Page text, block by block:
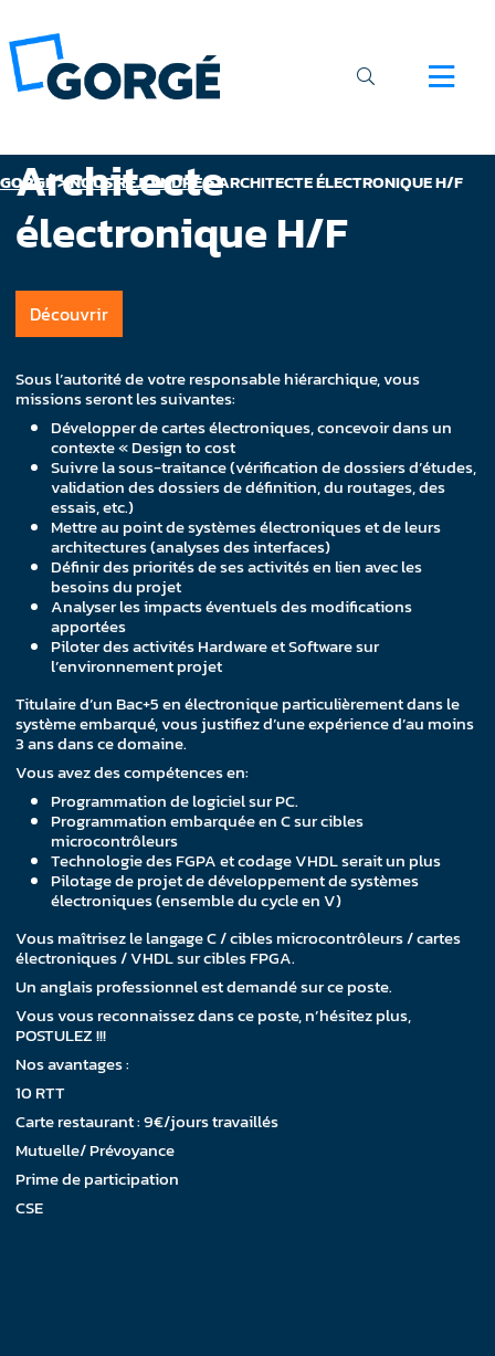
GORGÉ>NOUS REJOINDRE>ARCHITECTE ÉLECTRONIQUE H/F
Architecte
électronique H/F
Découvrir
Sous l’autorité de votre responsable hiérarchique, vous
missions seront les suivantes:
Développer de cartes électroniques, concevoir dans un
contexte « Design to cost
Suivre la sous-traitance (vérification de dossiers d’études,
validation des dossiers de définition, du routages, des
essais, etc.)
Mettre au point de systèmes électroniques et de leurs
architectures (analyses des interfaces)
Définir des priorités de ses activités en lien avec les
besoins du projet
Analyser les impacts éventuels des modifications
apportées
Piloter des activités Hardware et Software sur
l’environnement projet
Titulaire d’un Bac+5 en électronique particulièrement dans le
système embarqué, vous justifiez d’une expérience d’au moins
3 ans dans ce domaine.
Vous avez des compétences en:
Programmation de logiciel sur PC.
Programmation embarquée en C sur cibles
microcontrôleurs
Technologie des FGPA et codage VHDL serait un plus
Pilotage de projet de développement de systèmes
électroniques (ensemble du cycle en V)
Vous maîtrisez le langage C / cibles microcontrôleurs / cartes
électroniques / VHDL sur cibles FPGA.
Un anglais professionnel est demandé sur ce poste.
Vous vous reconnaissez dans ce poste, n’hésitez plus,
POSTULEZ !!!
Nos avantages :
10 RTT
Carte restaurant : 9€/jours travaillés
Mutuelle/ Prévoyance
Prime de participation
CSE